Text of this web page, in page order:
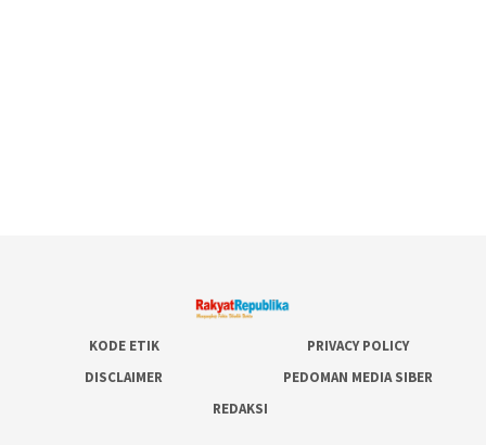
KODE ETIK
PRIVACY POLICY
DISCLAIMER
PEDOMAN MEDIA SIBER
REDAKSI